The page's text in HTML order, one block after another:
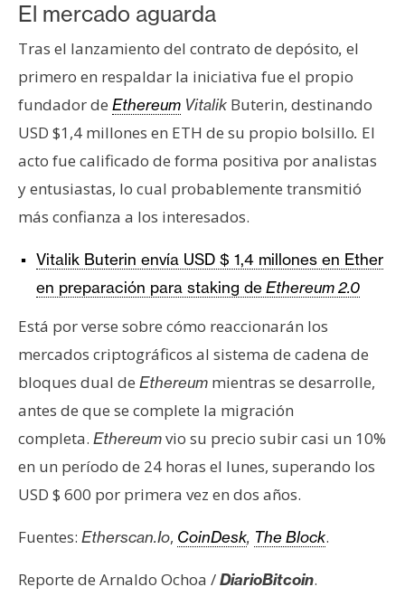
El mercado aguarda
Tras el lanzamiento del contrato de depósito, el
primero en respaldar la iniciativa fue el propio
fundador de Ethereum Vitalik Buterin, destinando
USD $1,4 millones en ETH de su propio bolsillo. El
acto fue calificado de forma positiva por analistas
y entusiastas, lo cual probablemente transmitió
más confianza a los interesados.
Vitalik Buterin envía USD $ 1,4 millones en Ether
en preparación para staking deEthereum 2.0
Está por verse sobre cómo reaccionarán los
mercados criptográficos al sistema de cadena de
bloques dual de Ethereum mientras se desarrolle,
antes de que se complete la migración
completa. Ethereumvio su precio subir casi un 10%
en un período de 24 horas el lunes, superando los
USD $ 600 por primera vez en dos años.
Fuentes: Etherscan.Io, CoinDesk, The Block.
Reporte de Arnaldo Ochoa /DiarioBitcoin.